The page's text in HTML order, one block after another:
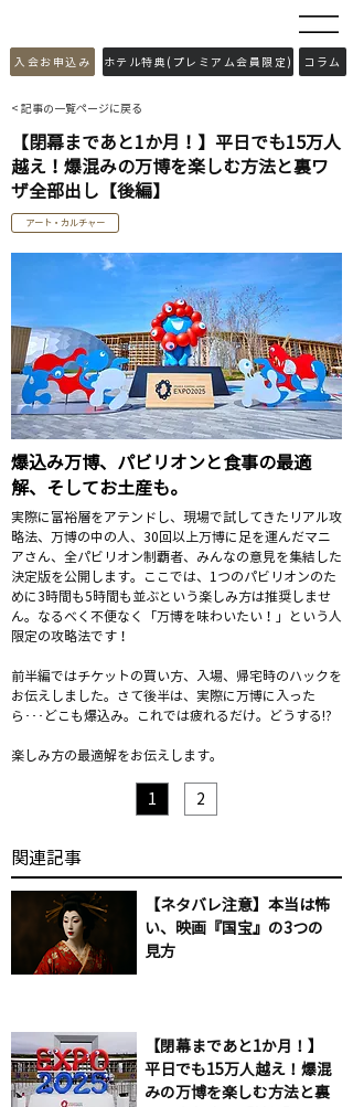
​入会お申込み ホテル特典(プレミアム会員限定) コラム
< 記事の一覧ページに戻る
【閉幕まであと1か月！】平日でも15万人
越え！爆混みの万博を楽しむ方法と裏ワ
ザ全部出し【後編】
アート・カルチャー
爆込み万博、パビリオンと食事の最適
解、そしてお土産も。
実際に富裕層をアテンドし、現場で試してきたリアル攻
略法、万博の中の人、30回以上万博に足を運んだマニ
アさん、全パビリオン制覇者、みんなの意見を集結した
決定版を公開します。ここでは、1つのパビリオンのた
めに3時間も5時間も並ぶという楽しみ方は推奨しませ
ん。なるべく不便なく「万博を味わいたい！」という人
限定の攻略法です！
前半編ではチケットの買い方、入場、帰宅時のハックを
お伝えしました。さて後半は、実際に万博に入った
ら･･･どこも爆込み。これでは疲れるだけ。どうする!?
楽しみ方の最適解をお伝えします。
1 2
​関連記事
【ネタバレ注意】本当は怖
い、映画『国宝』の3つの
見方
【閉幕まであと1か月！】
平日でも15万人越え！爆混
みの万博を楽しむ方法と裏